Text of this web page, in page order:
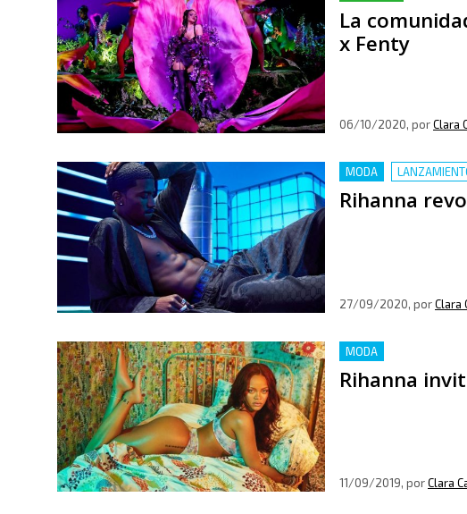
La
x Fenty
06/10/2020, porClara
MODA
Rihanna
27/09/2020, porClara
MODA
Rihanna
11/09/2019, porClara